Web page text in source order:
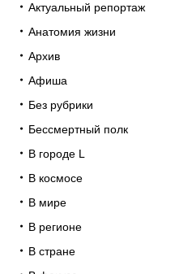
Актуальный репортаж
Анатомия жизни
Архив
Афиша
Без рубрики
Бессмертный полк
В городе L
В космосе
В мире
В регионе
В стране